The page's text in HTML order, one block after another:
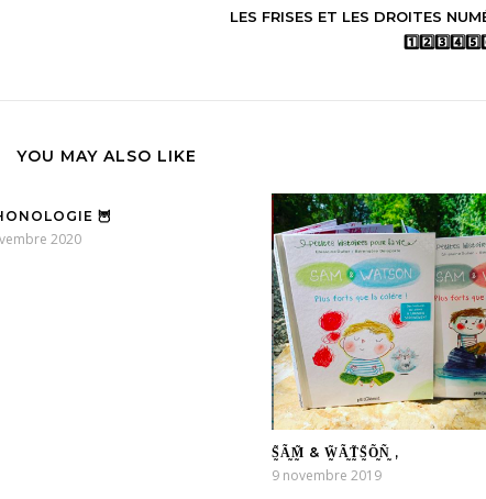
LES FRISES ET LES DROITES
YOU MAY ALSO LIKE
🦉
2020
S̰̃Ã̰M̰̃ & W̰̃Ã̰T̰̃S̰̃Õ̰Ñ̰ ,
9 novembre 2019